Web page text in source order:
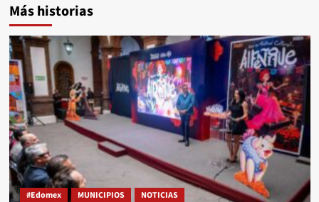
Más historias
#Edomex MUNICIPIOS NOTICIAS